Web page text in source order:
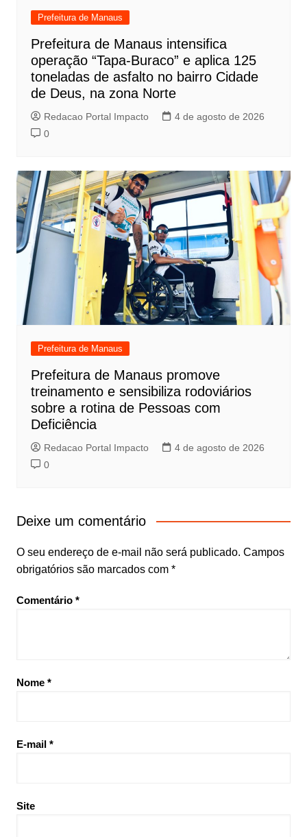
Prefeitura de Manaus
Prefeitura de Manaus intensifica
operação “Tapa-Buraco” e aplica 125
toneladas de asfalto no bairro Cidade
de Deus, na zona Norte
Redacao Portal Impacto
4 de agosto de 2026
0
Prefeitura de Manaus
Prefeitura de Manaus promove
treinamento e sensibiliza rodoviários
sobre a rotina de Pessoas com
Deficiência
Redacao Portal Impacto
4 de agosto de 2026
0
Deixe um comentário
O seu endereço de e-mail não será publicado. Campos
obrigatórios são marcados com *
Comentário *
Nome *
E-mail *
Site